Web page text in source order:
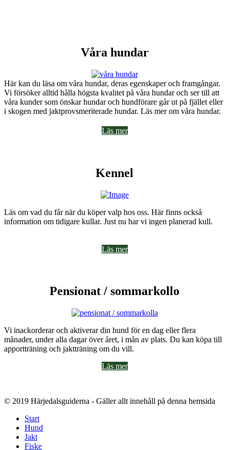
Våra hundar
Här kan du läsa om våra hundar, deras egenskaper och framgångar.
Vi försöker alltid hålla högsta kvalitet på våra hundar och ser till att
våra kunder som önskar hundar och hundförare går ut på fjället eller
i skogen med jaktprovsmeriterade hundar. Läs mer om våra hundar.
Läs mer
Kennel
Läs om vad du får när du köper valp hos oss. Här finns också
information om tidigare kullar. Just nu har vi ingen planerad kull.
Läs mer
Pensionat / sommarkollo
Vi inackorderar och aktiverar din hund för en dag eller flera
månader, under alla dagar över året, i mån av plats. Du kan köpa till
apportträning och jaktträning om du vill.
Läs mer
© 2019 Härjedalsguiderna - Gäller allt innehåll på denna hemsida
Start
Hund
Jakt
Fiske